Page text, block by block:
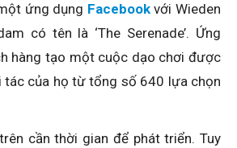
ứng dụng Facebookvới Wieden
có tên là ‘The Serenade’. Ứng
hàng tạo một cuộc dạo chơi được
tác của họ từ tổng số 640 lựa chọn
cần thời gian để phát triển. Tuy